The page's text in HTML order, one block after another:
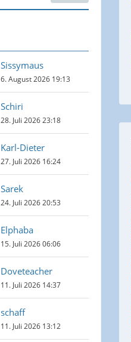
Sissymaus
6. August 2026 19:13
Schiri
28. Juli 2026 23:18
Karl-Dieter
27. Juli 2026 16:24
Sarek
24. Juli 2026 20:53
Elphaba
15. Juli 2026 06:06
Doveteacher
11. Juli 2026 14:37
schaff
11. Juli 2026 13:12